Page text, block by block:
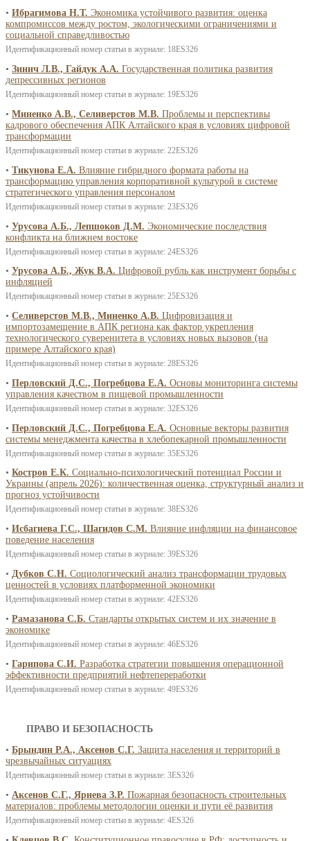
• Ибрагимова Н.Т. Экономика устойчивого развития: оценка
компромиссов между ростом, экологическими ограничениями и
социальной справедливостью
Идентификационный номер статьи в журнале: 18ES326
• Зинич Л.В., Гайдук А.А. Государственная политика развития
депрессивных регионов
Идентификационный номер статьи в журнале: 19ES326
• Миненко А.В., Селиверстов М.В. Проблемы и перспективы
кадрового обеспечения АПК Алтайского края в условиях цифровой
трансформации
Идентификационный номер статьи в журнале: 22ES326
• Тикунова Е.А. Влияние гибридного формата работы на
трансформацию управления корпоративной культурой в системе
стратегического управления персоналом
Идентификационный номер статьи в журнале: 23ES326
• Урусова А.Б., Лепшоков Д.М. Экономические последствия
конфликта на ближнем востоке
Идентификационный номер статьи в журнале: 24ES326
• Урусова А.Б., Жук В.А. Цифровой рубль как инструмент борьбы с
инфляцией
Идентификационный номер статьи в журнале: 25ES326
• Селиверстов М.В., Миненко А.В. Цифровизация и
импортозамещение в АПК региона как фактор укрепления
технологического суверенитета в условиях новых вызовов (на
примере Алтайского края)
Идентификационный номер статьи в журнале: 28ES326
• Перловский Д.С., Погребцова Е.А. Основы мониторинга системы
управления качеством в пищевой промышленности
Идентификационный номер статьи в журнале: 32ES326
• Перловский Д.С., Погребцова Е.А. Основные векторы развития
системы менеджмента качества в хлебопекарной промышленности
Идентификационный номер статьи в журнале: 35ES326
• Костров Е.К. Социально-психологический потенциал России и
Украины (апрель 2026): количественная оценка, структурный анализ и
прогноз устойчивости
Идентификационный номер статьи в журнале: 38ES326
• Исбагиева Г.С., Шагидов С.М. Влияние инфляции на финансовое
поведение населения
Идентификационный номер статьи в журнале: 39ES326
• Дубков С.Н. Социологический анализ трансформации трудовых
ценностей в условиях платформенной экономики
Идентификационный номер статьи в журнале: 42ES326
• Рамазанова С.Б. Стандарты открытых систем и их значение в
экономике
Идентификационный номер статьи в журнале: 46ES326
• Гарипова С.И. Разработка стратегии повышения операционной
эффективности предприятий нефтепереработки
Идентификационный номер статьи в журнале: 49ES326
ПРАВО И БЕЗОПАСНОСТЬ
• Брындин Р.А., Аксенов С.Г. Защита населения и территорий в
чрезвычайных ситуациях
Идентификационный номер статьи в журнале: 3ES326
• Аксенов С.Г., Яриева З.Р. Пожарная безопасность строительных
материалов: проблемы методологии оценки и пути её развития
Идентификационный номер статьи в журнале: 4ES326